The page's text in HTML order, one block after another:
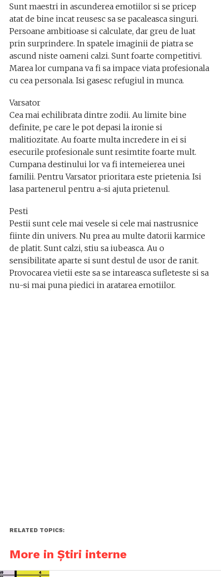
Sunt maestri in ascunderea emotiilor si se pricep
atat de bine incat reusesc sa se pacaleasca singuri.
Persoane ambitioase si calculate, dar greu de luat
prin surprindere. In spatele imaginii de piatra se
ascund niste oameni calzi. Sunt foarte competitivi.
Marea lor cumpana va fi sa impace viata profesionala
cu cea personala. Isi gasesc refugiul in munca.
Varsator
Cea mai echilibrata dintre zodii. Au limite bine
definite, pe care le pot depasi la ironie si
malitiozitate. Au foarte multa incredere in ei si
esecurile profesionale sunt resimtite foarte mult.
Cumpana destinului lor va fi intemeierea unei
familii. Pentru Varsator prioritara este prietenia. Isi
lasa partenerul pentru a-si ajuta prietenul.
Pesti
Pestii sunt cele mai vesele si cele mai nastrusnice
fiinte din univers. Nu prea au multe datorii karmice
de platit. Sunt calzi, stiu sa iubeasca. Au o
sensibilitate aparte si sunt destul de usor de ranit.
Provocarea vietii este sa se intareasca sufleteste si sa
nu-si mai puna piedici in aratarea emotiilor.
RELATED TOPICS:
More in Știri interne